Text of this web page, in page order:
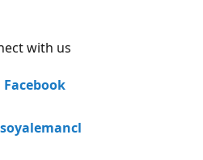
with us
Facebook